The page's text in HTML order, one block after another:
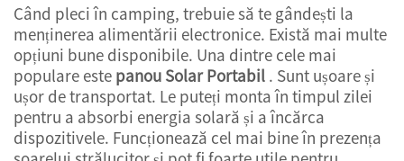
Când pleci în camping, trebuie să te gândești la
menținerea alimentării electronice. Există mai multe
opțiuni bune disponibile. Una dintre cele mai
populare este panou Solar Portabil . Sunt ușoare și
ușor de transportat. Le puteți monta în timpul zilei
pentru a absorbi energia solară și a încărca
dispozitivele. Funcționează cel mai bine în prezența